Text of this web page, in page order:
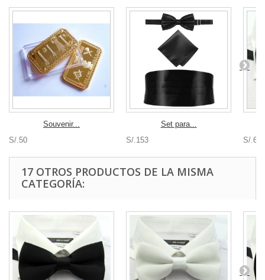
Souvenir...
S/.50
Set para...
S/.153
S/.68
17 OTROS PRODUCTOS DE LA MISMA
CATEGORÍA: